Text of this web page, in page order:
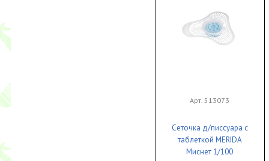
Арт. 513073
Сеточка д/писсуара с
таблеткой MERIDA
Миснет 1/100